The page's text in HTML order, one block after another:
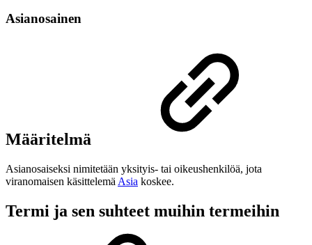
Asianosainen
Määritelmä
Asianosaiseksi nimitetään yksityis- tai oikeushenkilöä, jota
viranomaisen käsittelemä Asia koskee.
Termi ja sen suhteet muihin termeihin